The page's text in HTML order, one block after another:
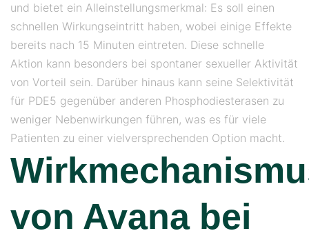
und bietet ein Alleinstellungsmerkmal: Es soll einen
schnellen Wirkungseintritt haben, wobei einige Effekte
bereits nach 15 Minuten eintreten. Diese schnelle
Aktion kann besonders bei spontaner sexueller Aktivität
von Vorteil sein. Darüber hinaus kann seine Selektivität
für PDE5 gegenüber anderen Phosphodiesterasen zu
weniger Nebenwirkungen führen, was es für viele
Patienten zu einer vielversprechenden Option macht.
von Avana bei